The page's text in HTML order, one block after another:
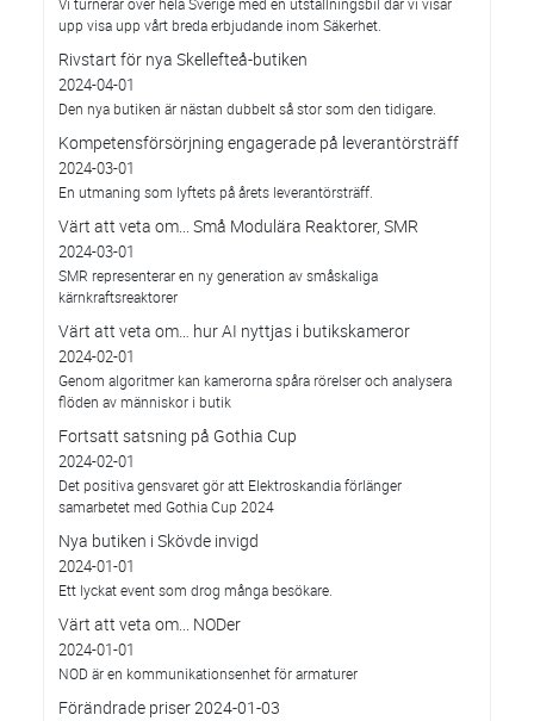
upp visa upp vårt breda erbjudande inom Säkerhet.
Rivstart för nya Skellefteå-butiken
2024-04-01
Den nya butiken är nästan dubbelt så stor som den tidigare.
Kompetensförsörjning engagerade på leverantörsträff
2024-03-01
En utmaning som lyftets på årets leverantörsträff.
Värt att veta om... Små Modulära Reaktorer, SMR
2024-03-01
SMR representerar en ny generation av småskaliga
kärnkraftsreaktorer
Värt att veta om… hur AI nyttjas i butikskameror
2024-02-01
Genom algoritmer kan kamerorna spåra rörelser och analysera
flöden av människor i butik
Fortsatt satsning på Gothia Cup
2024-02-01
Det positiva gensvaret gör att Elektroskandia förlänger
samarbetet med Gothia Cup 2024
Nya butiken i Skövde invigd
2024-01-01
Ett lyckat event som drog många besökare.
Värt att veta om... NODer
2024-01-01
NOD är en kommunikationsenhet för armaturer
Förändrade priser 2024-01-03